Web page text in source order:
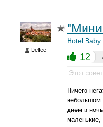
Delfee
Hotel Baby
12
Этот
Ничего
небольшом
днем и
маленькие,